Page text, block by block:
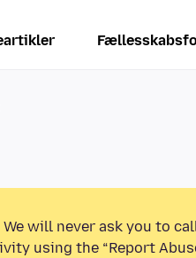
We will never ask you to
using the “Report